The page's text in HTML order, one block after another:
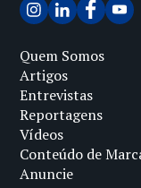
Quem Somos
Artigos
Entrevistas
Reportagens
Vídeos
Conteúdo de
Anuncie